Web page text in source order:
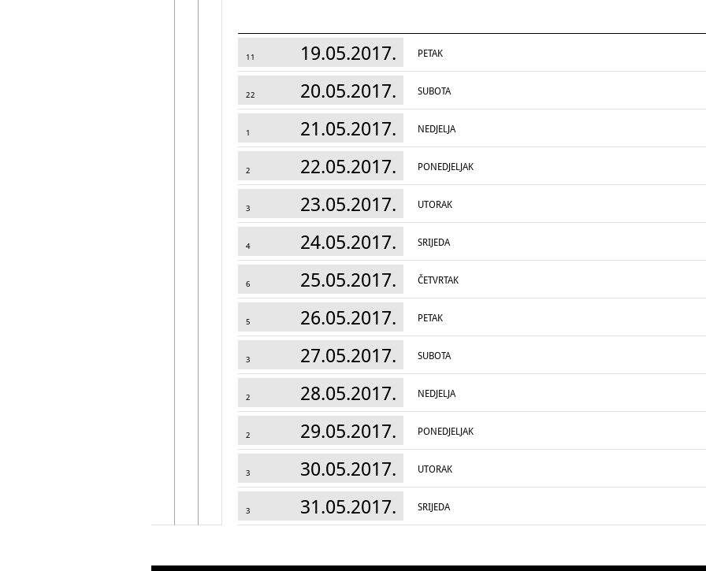
11 19.05.2017. PETAK
22 20.05.2017. SUBOTA
1 21.05.2017. NEDJELJA
2 22.05.2017. PONEDJELJAK
3 23.05.2017. UTORAK
4 24.05.2017. SRIJEDA
6 25.05.2017. ČETVRTAK
5 26.05.2017. PETAK
3 27.05.2017. SUBOTA
2 28.05.2017. NEDJELJA
2 29.05.2017. PONEDJELJAK
3 30.05.2017. UTORAK
3 31.05.2017. SRIJEDA